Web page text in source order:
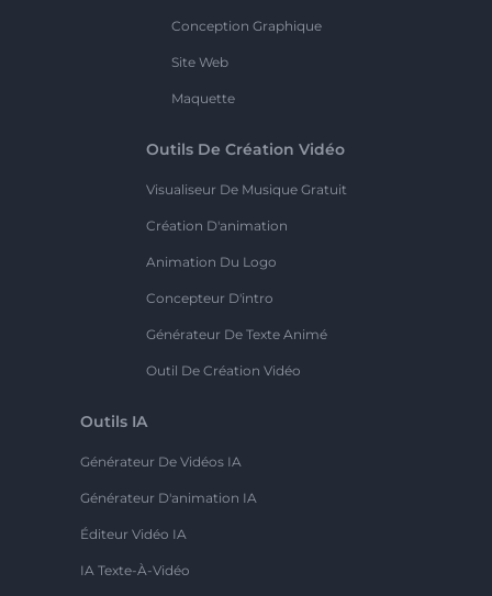
Conception Graphique
Site Web
Maquette
Outils De Création Vidéo
Visualiseur De Musique Gratuit
Création D'animation
Animation Du Logo
Concepteur D'intro
Générateur De Texte Animé
Outil De Création Vidéo
Outils IA
Générateur De Vidéos IA
Générateur D'animation IA
Éditeur Vidéo IA
IA Texte-À-Vidéo